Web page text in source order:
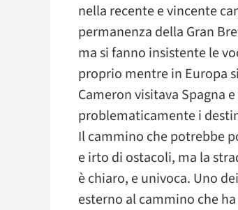
nella recente e vincente
permanenza della Gran
ma si fanno insistente le
proprio mentre in Europa
Cameron visitava Spagna
problematicamente i
Il cammino che potrebbe
e irto di ostacoli, ma la
è chiaro, e univoca. Uno
esterno al cammino che